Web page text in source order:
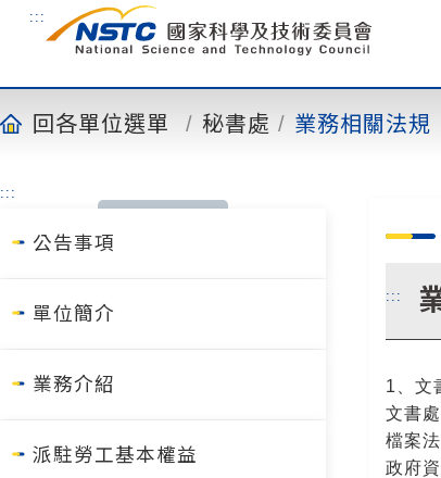
內
容
:::
回各單位選單 秘書處 業務相關法規
:::
公告事項
單位簡介
業務介紹
派駐勞工基本權益
:::
1、文
文書
檔案法
政府